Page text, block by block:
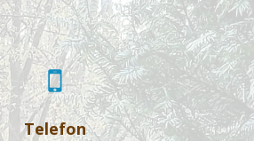
Telefon